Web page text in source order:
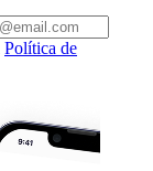
Política de